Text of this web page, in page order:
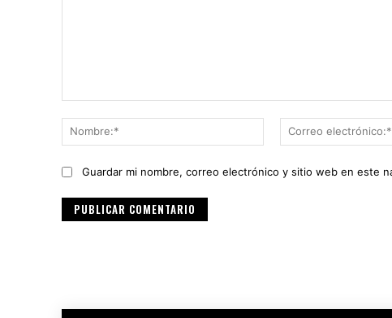
Nombre:*
Guardar mi nombre, correo electrónico y sitio web en este